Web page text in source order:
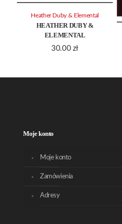
HEATHER DUBY &
ELEMENTAL
30.00 zł
Heather Duby & Elemental
Moje konto
Moje konto
Zamówienia
Adresy